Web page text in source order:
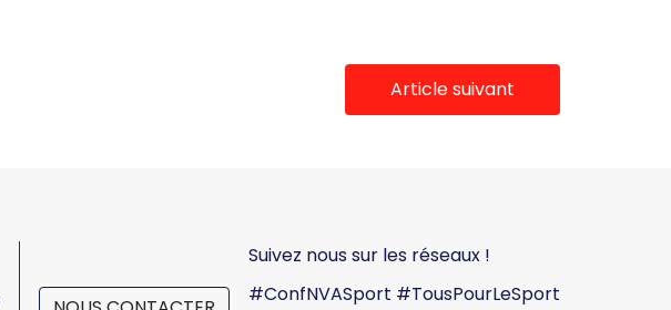
Article suivant
Suivez nous sur les réseaux !
#ConfNVASport #TousPourLeSport